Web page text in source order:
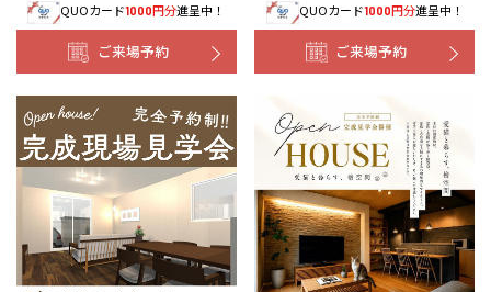
QUOカード1000円分進呈中！
ご来場予約
QUOカード1000円分進呈中！
ご来場予約